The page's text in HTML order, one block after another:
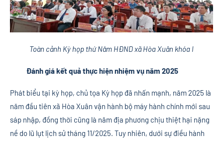
Toàn cảnh Kỳ họp thứ Năm HĐND xã Hòa Xuân khóa I
Đánh giá kết quả thực hiện nhiệm vụ năm 2025
Phát biểu tại kỳ họp, chủ tọa Kỳ họp đã nhấn mạnh, năm 2025 là
năm đầu tiên xã Hòa Xuân vận hành bộ máy hành chính mới sau
sáp nhập, đồng thời cũng là năm địa phương chịu thiệt hại nặng
nề do lũ lụt lịch sử tháng 11/2025. Tuy nhiên, dưới sự điều hành